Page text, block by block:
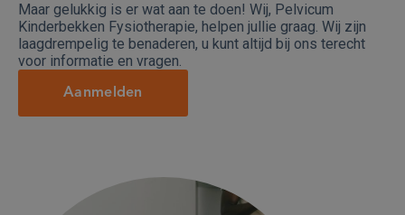
Maar gelukkig is er wat aan te doen! Wij, Pelvicum
Kinderbekken Fysiotherapie, helpen jullie graag. Wij zijn
laagdrempelig te benaderen, u kunt altijd bij ons terecht
voor informatie en vragen.
Aanmelden